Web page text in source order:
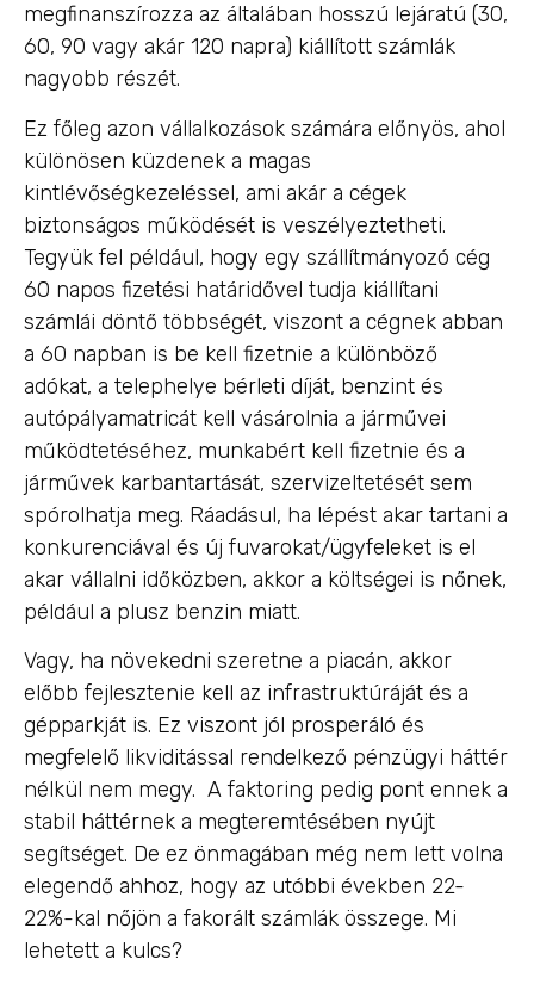
megfinanszírozza az általában hosszú lejáratú (30,
60, 90 vagy akár 120 napra) kiállított számlák
nagyobb részét.
Ez főleg azon vállalkozások számára előnyös, ahol
különösen küzdenek a magas
kintlévőségkezeléssel, ami akár a cégek
biztonságos működését is veszélyeztetheti.
Tegyük fel például, hogy egy szállítmányozó cég
60 napos fizetési határidővel tudja kiállítani
számlái döntő többségét, viszont a cégnek abban
a 60 napban is be kell fizetnie a különböző
adókat, a telephelye bérleti díját, benzint és
autópályamatricát kell vásárolnia a járművei
működtetéséhez, munkabért kell fizetnie és a
járművek karbantartását, szervizeltetését sem
spórolhatja meg. Ráadásul, ha lépést akar tartani a
konkurenciával és új fuvarokat/ügyfeleket is el
akar vállalni időközben, akkor a költségei is nőnek,
például a plusz benzin miatt.
Vagy, ha növekedni szeretne a piacán, akkor
előbb fejlesztenie kell az infrastruktúráját és a
gépparkját is. Ez viszont jól prosperáló és
megfelelő likviditással rendelkező pénzügyi háttér
nélkül nem megy. A faktoring pedig pont ennek a
stabil háttérnek a megteremtésében nyújt
segítséget. De ez önmagában még nem lett volna
elegendő ahhoz, hogy az utóbbi években 22-
22%-kal nőjön a fakorált számlák összege. Mi
lehetett a kulcs?